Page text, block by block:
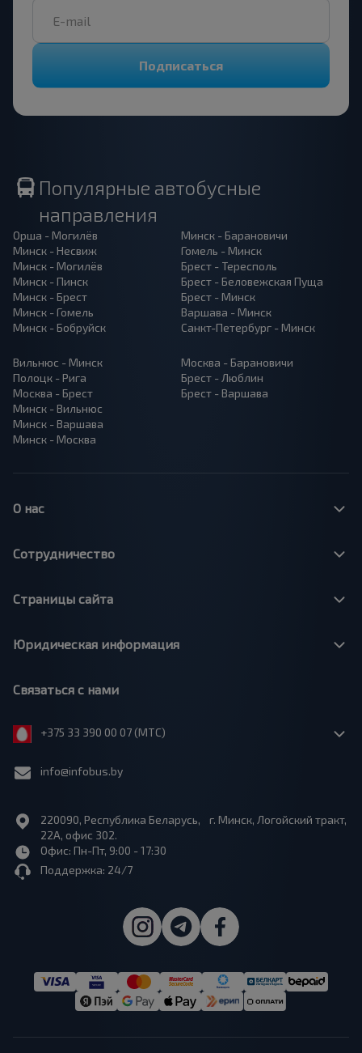
Подписаться
Популярные автобусные
направления
Орша - Могилёв
Минск - Несвиж
Минск - Могилёв
Минск - Пинск
Минск - Брест
Минск - Гомель
Минск - Бобруйск
Минск - Барановичи
Гомель - Минск
Брест - Тересполь
Брест - Беловежская Пуща
Брест - Минск
Варшава - Минск
Санкт-Петербург - Минск
Вильнюс - Минск
Полоцк - Рига
Москва - Брест
Минск - Вильнюс
Минск - Варшава
Минск - Москва
Москва - Барановичи
Брест - Люблин
Брест - Варшава
О нас
Сотрудничество
Страницы сайта
Юридическая информация
Связаться с нами
+375 33 390 00 07 (МТС)
info@infobus.by
220090, Республика Беларусь, г. Минск, Логойский тракт,
22А, офис 302.
Офис: Пн-Пт, 9:00 - 17:30
Поддержка: 24/7